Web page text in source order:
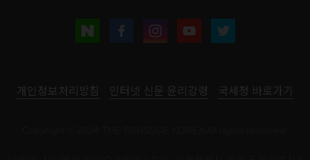
개인정보처리방침 인터넷 신문 윤리강령 국세청 바로가기